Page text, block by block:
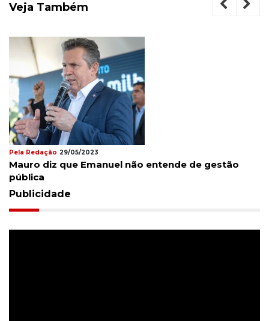
Veja Também
Pela Redação 29/05/2023
Mauro diz que Emanuel não entende de gestão
pública
Publicidade